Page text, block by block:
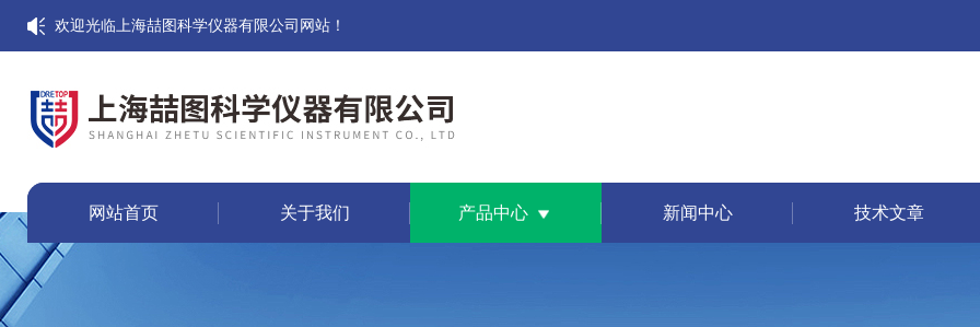
欢迎光临上海喆图科学仪器有限公司网站！
网站首页 关于我们 产品中心 新闻中心 技术文章